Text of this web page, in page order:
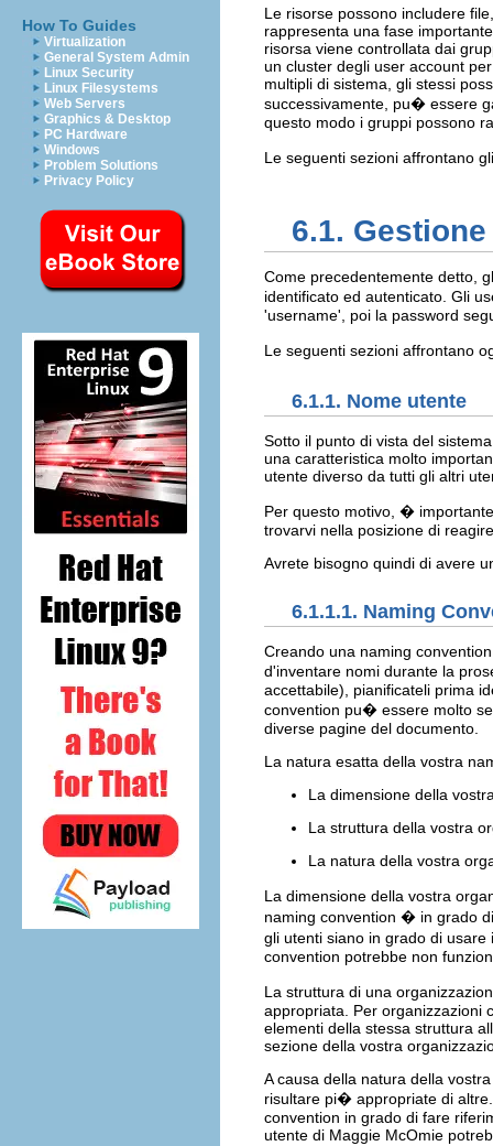
How To Guides
Virtualization
General System Admin
Linux Security
Linux Filesystems
Web Servers
Graphics & Desktop
PC Hardware
Windows
Problem Solutions
Privacy Policy
Le risorse possono includere
rappresenta una fase
risorsa viene controllata dai
un cluster degli user account
multipli di sistema, gli stessi
successivamente, pu� essere
questo modo i gruppi possono
Le seguenti sezioni affrontano
6.1.
Come precedentemente detto,
identificato ed autenticato. Gli
'username', poi la password
Le seguenti sezioni affrontano
6.1.1. Nome utente
Sotto il punto di vista del
una caratteristica molto
utente diverso da tutti gli altri
Per questo motivo, �
trovarvi nella posizione di
Avrete bisogno quindi di avere
6.1.1.1. Naming
Creando una naming
d'inventare nomi durante la
accettabile), pianificateli prima
convention pu� essere molto
diverse pagine del documento.
La natura esatta della vostra
La dimensione della
La struttura della vostra
La natura della vostra
La dimensione della vostra
naming convention � in grado
gli utenti siano in grado di
convention potrebbe non
La struttura di una
appropriata. Per organizzazioni
elementi della stessa struttura
sezione della vostra
A causa della natura della
risultare pi� appropriate di
convention in grado di fare
utente di Maggie McOmie